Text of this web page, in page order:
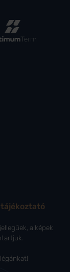
tájékoztató
a képek